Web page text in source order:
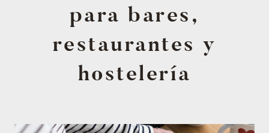
para bares,
restaurantes y
hostelería